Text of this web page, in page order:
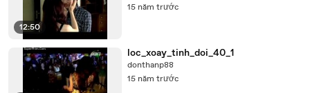
12:50
15 năm trước
loc_xoay_tinh_doi_40_1
donthanp88
15 năm trước